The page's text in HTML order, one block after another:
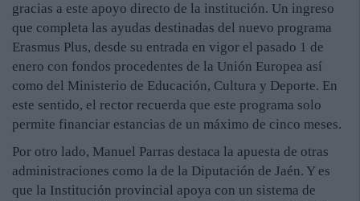
gracias a este apoyo directo de la institución. Un ingreso
que completa las ayudas destinadas del nuevo programa
Erasmus Plus, desde su entrada en vigor el pasado 1 de
enero con fondos procedentes de la Unión Europea así
como del Ministerio de Educación, Cultura y Deporte. En
este sentido, el rector recuerda que este programa solo
permite financiar estancias de un máximo de cinco meses.
Por otro lado, Manuel Parras destaca la apuesta de otras
administraciones como la de la Diputación de Jaén. Y es
que la Institución provincial apoya con un sistema de